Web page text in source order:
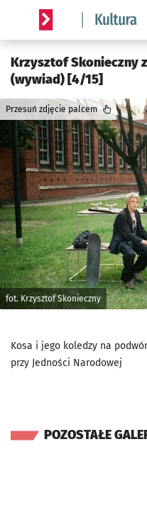
Serwis informacyjny
Krzysztof Skonieczny
(wywiad) [4/15]
fot. Krzysztof Skonieczny
Przesuń zdjęcie palcem
Kosa i jego koledzy na
przy Jedności Narodowej
POZOSTAŁE